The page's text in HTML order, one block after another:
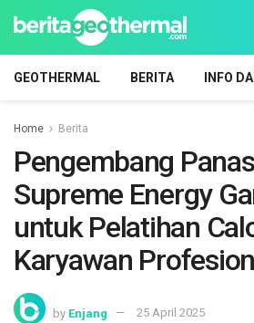
GEOTHERMAL BERITA INFO
Home Berita
Pengembang
Supreme Energy
untuk Pelatihan
Karyawan
by Enjang 25 April 2025